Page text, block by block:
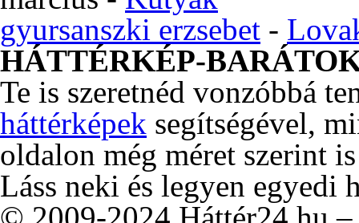
gyursanszki erzsebet -
HÁTTÉRKÉP-
Te is szeretnéd vonzóbbá
háttérképek segítségével,
oldalon még méret szerint
Láss neki és legyen egyedi